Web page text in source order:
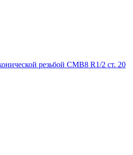
резьбой СМВ8 R1/2 ст. 20